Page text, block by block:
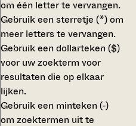
om één letter te vervangen.
Gebruik eensterretje (*)om
meer letters te vervangen.
Gebruik eendollarteken ($)
voor uw zoekterm voor
resultaten die op elkaar
lijken.
Gebruik een minteken (-)
om zoektermen uit te